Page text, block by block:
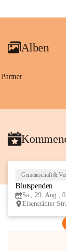
Alben
Partner
Gemeinschaft &
Blutspenden
Sa., 29. Aug.,